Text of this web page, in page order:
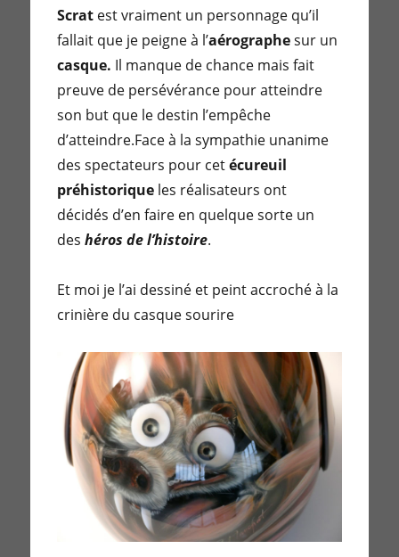
Scrat est vraiment un personnage qu’il
fallait que je peigne à l’aérographesur un
casque. Il manque de chance mais fait
preuve de persévérance pour atteindre
son but que le destin l’empêche
d’atteindre.Face à la sympathie unanime
des spectateurs pour cetécureuil
préhistorique les réalisateurs ont
décidés d’en faire en quelque sorte un
deshéros de l’histoire.
Et moi je l’ai dessiné et peint accroché à la
crinière du casque sourire